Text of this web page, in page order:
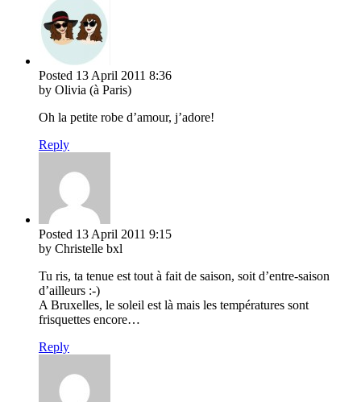
Posted 13 April 2011 8:36
by Olivia (à Paris)
Oh la petite robe d’amour, j’adore!
Reply
Posted 13 April 2011 9:15
by Christelle bxl
Tu ris, ta tenue est tout à fait de saison, soit d’entre-saison
d’ailleurs :-)
A Bruxelles, le soleil est là mais les températures sont
frisquettes encore…
Reply